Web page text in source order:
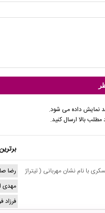
نمایش داده می شود.
بالا ارسال کنید.
با نام نشان مهربانی ( تیتراژ
رضا
مهدی
فرزاد